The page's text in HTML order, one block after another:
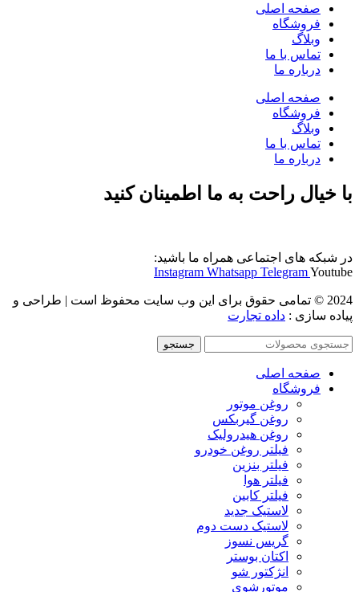
صفحه اصلی
فروشگاه
وبلاگ
تماس با ما
درباره ما
صفحه اصلی
فروشگاه
وبلاگ
تماس با ما
درباره ما
با خیال راحت به ما اطمینان کنید
در شبکه های اجتماعی همراه ما باشید:
Instagram Whatsapp TelegramYoutube
2024 © تمامی حقوق برای این وب سایت محفوظ است | طراحی و
پیاده سازی : داده تجارت
جستجو
صفحه اصلی
فروشگاه
روغن موتور
روغن گیربکس
روغن هیدرولیک
فیلتر روغن خودرو
فیلتر بنزین
فیلتر هوا
فیلتر کابین
لاستیک جدید
لاستیک دست دوم
گریس نسوز
اکتان بوستر
انژکتور شو
موتورشوی